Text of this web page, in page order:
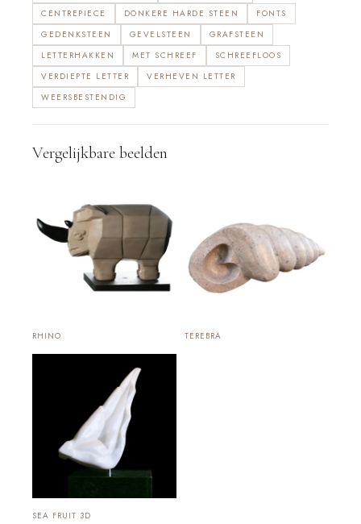
CENTREPIECE
DONKERE HARDE STEEN
FONTS
GEDENKSTEEN
GEVELSTEEN
GRAFSTEEN
LETTERHAKKEN
MET SCHREEF
SCHREEFLOOS
VERDIEPTE LETTER
VERHEVEN LETTER
WEERSBESTENDIG
Vergelijkbare beelden
RHINO TEREBRA
SEA FRUIT 3D